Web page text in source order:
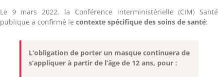
Le 9 mars 2022, la Conférence interministérielle (CIM) Santé
publique a confirmé le contexte spécifique des soins de santé:
L’obligation de porter un masque continuera de
s’appliquer à partir de l’âge de 12 ans, pour :